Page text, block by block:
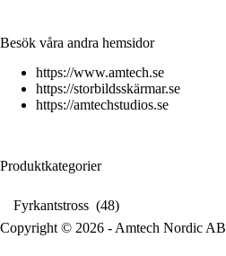
Besök våra andra hemsidor
https://www.amtech.se
https://storbildsskärmar.se
https://amtechstudios.se
Produktkategorier
Fyrkantstross (48)
Copyright © 2026 - Amtech Nordic AB